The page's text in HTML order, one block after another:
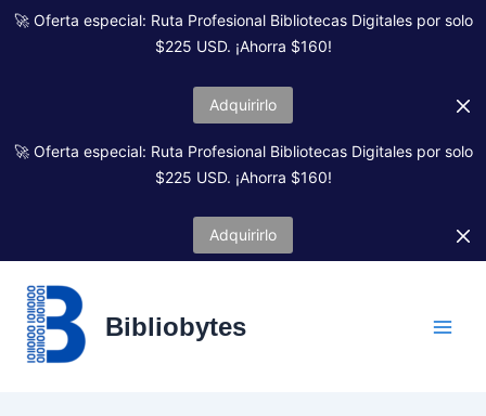
🚀 Oferta especial: Ruta Profesional Bibliotecas Digitales por solo
$225 USD. ¡Ahorra $160!
Adquirirlo
🚀 Oferta especial: Ruta Profesional Bibliotecas Digitales por solo
$225 USD. ¡Ahorra $160!
Adquirirlo
Bibliobytes